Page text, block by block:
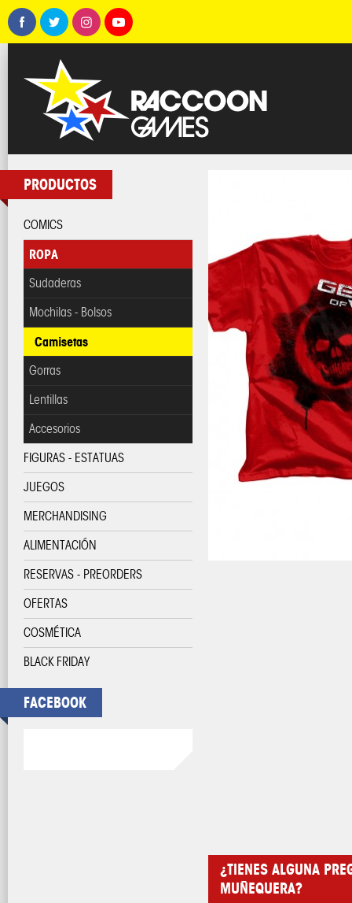
PRODUCTOS
COMICS
ROPA
Sudaderas
Mochilas - Bolsos
Camisetas
Gorras
Lentillas
Accesorios
FIGURAS - ESTATUAS
JUEGOS
MERCHANDISING
ALIMENTACIÓN
RESERVAS - PREORDERS
OFERTAS
COSMÉTICA
BLACK FRIDAY
FACEBOOK
¿TIENES ALGUNA
MUÑEQUERA?